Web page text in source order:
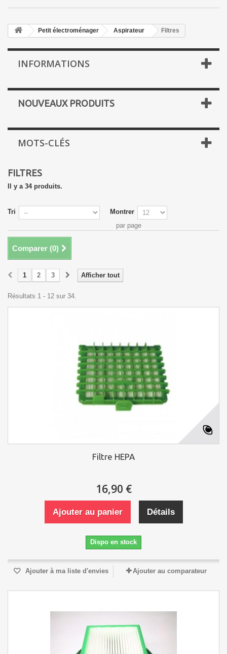
Petit électroménager Aspirateur Filtres
INFORMATIONS
NOUVEAUX PRODUITS
MOTS-CLÉS
FILTRES
Il y a 34 produits.
Tri
Montrer
par page
Comparer (0)
Afficher tout
1 2 3
Résultats 1 - 12 sur 34.
Filtre HEPA
16,90 €
Ajouter au panier Détails
Dispo en stock
Ajouter à ma liste d'envies Ajouter au comparateur